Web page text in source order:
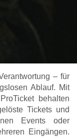
– für
Ablauf. Mit
behalten
Tickets und
Events oder
Eingängen.